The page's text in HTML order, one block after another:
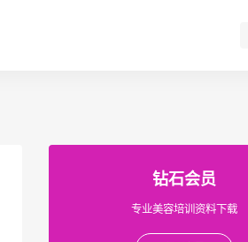
钻石会员
专业美容培训资料下载